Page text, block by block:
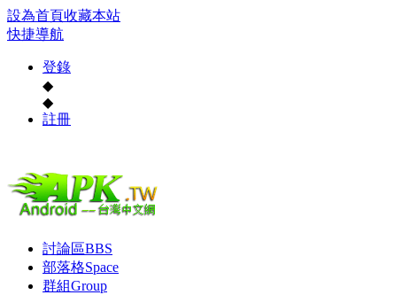
設為首頁收藏本站
快捷導航
登錄
◆
◆
註冊
討論區BBS
部落格Space
群組Group